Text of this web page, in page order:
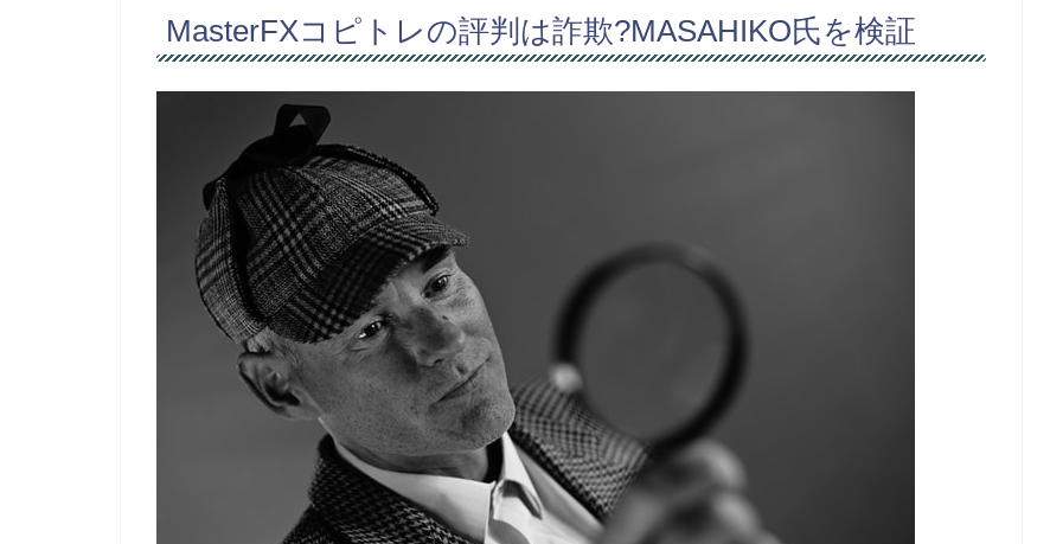
MasterFXコピトレの評判は詐欺?MASAHIKO氏を検証